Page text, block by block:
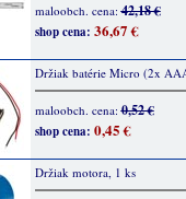
maloobch. cena:42,18 €
shop cena: 36,67 €
Držiak batérie Micro (2x
maloobch. cena:0,52 €
shop cena: 0,45 €
Držiak motora, 1 ks